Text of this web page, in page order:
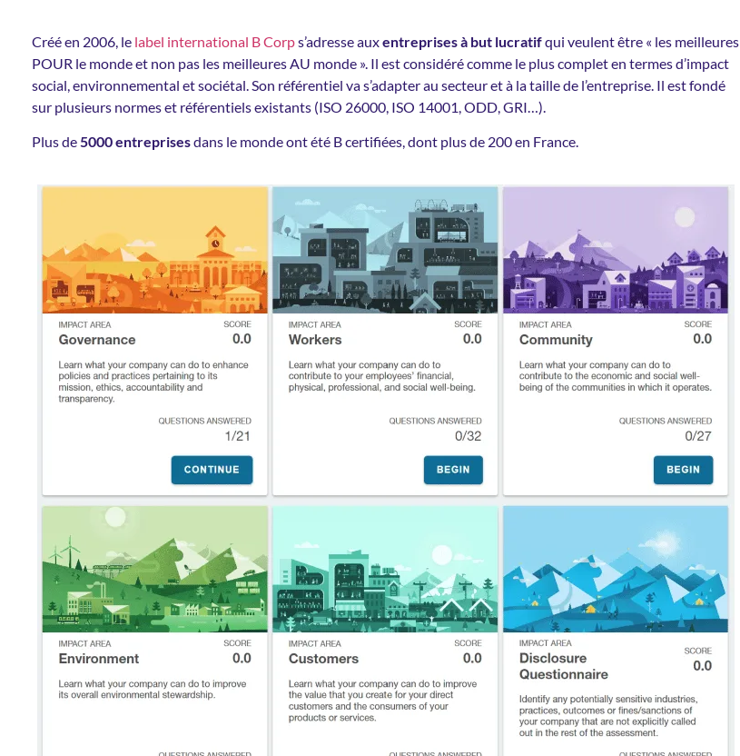
Créé en 2006, le label international B Corps’adresse auxentreprises à but lucratifqui veulent être « les meilleures
POUR le monde et non pas les meilleures AU monde ». Il est considéré comme le plus complet en termes d’impact
social, environnemental et sociétal. Son référentiel va s’adapter au secteur et à la taille de l’entreprise. Il est fondé
sur plusieurs normes et référentiels existants (ISO 26000, ISO 14001, ODD, GRI…).
Plus de5000 entreprisesdans le monde ont été B certifiées, dont plus de 200 en France.